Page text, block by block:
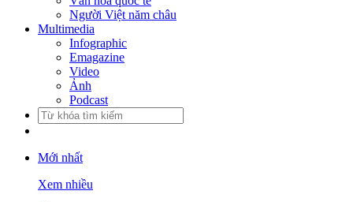
Người Việt năm châu
Multimedia
Infographic
Emagazine
Video
Ảnh
Podcast
Mới nhất
Xem nhiều